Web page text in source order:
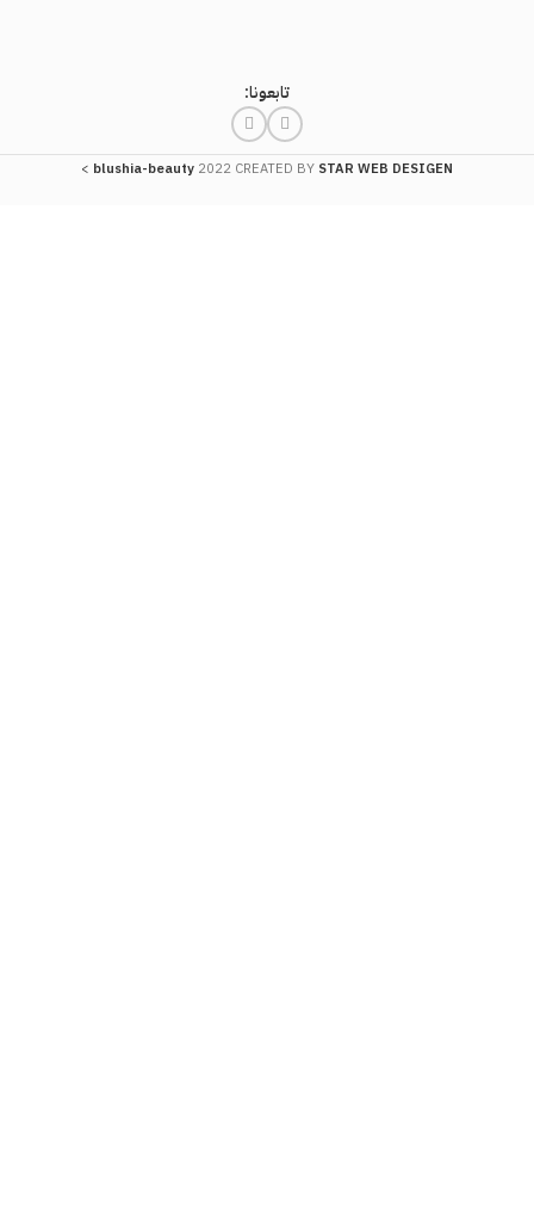
تابعونا:
blushia-beauty 2022 CREATED BY STAR WEB DESIGEN
>